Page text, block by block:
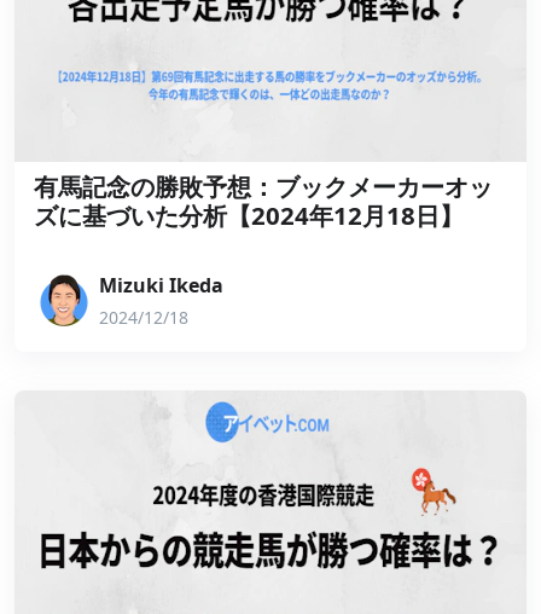
有馬記念の勝敗予想：ブックメーカーオッ
ズに基づいた分析【2024年12月18日】
Mizuki Ikeda
2024/12/18